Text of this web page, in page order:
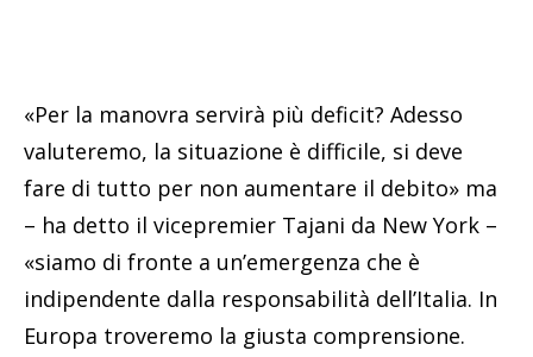
«Per la manovra servirà più deficit? Adesso
valuteremo, la situazione è difficile, si deve
fare di tutto per non aumentare il debito» ma
– ha detto il vicepremier Tajani da New York –
«siamo di fronte a un’emergenza che è
indipendente dalla responsabilità dell’Italia. In
Europa troveremo la giusta comprensione.